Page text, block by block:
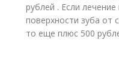
рублей . Если
поверхности зуба
то еще плюс 500